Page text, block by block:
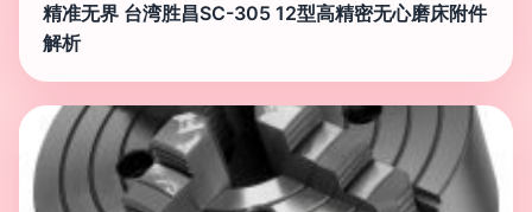
精准无界 台湾胜昌SC-305 12型高精密无心磨床附件
解析